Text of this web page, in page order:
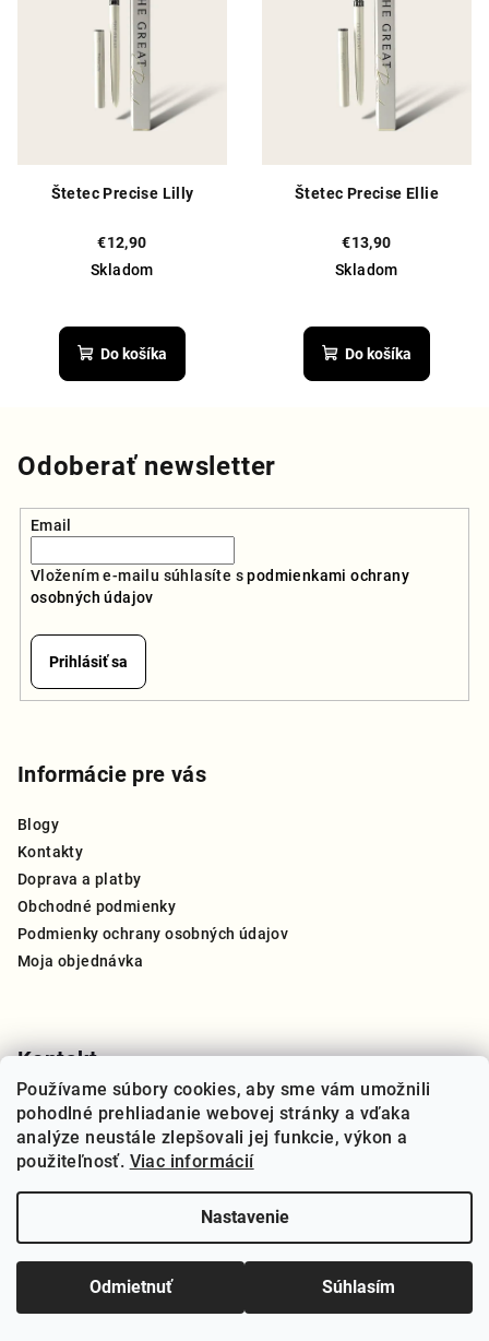
Používame súbory cookies, aby sme vám umožnili
pohodlné prehliadanie webovej stránky a vďaka
analýze neustále zlepšovali jej funkcie, výkon a
použiteľnosť. Viac informácií
Nastavenie
Odmietnuť Súhlasím
Štetec Precise Lilly
€12,90
Skladom
Do košíka
Štetec Precise Ellie
€13,90
Skladom
hodnotenie
produktu
Do košíka
Odoberať newsletter
Email
Vložením e-mailu súhlasíte spodmienkami ochrany
osobných údajov
Prihlásiť sa
Informácie pre vás
Blogy
Kontakty
Doprava a platby
Obchodné podmienky
Podmienky ochrany osobných údajov
Moja objednávka
Kontakt
info@thegreat.sk
+421 910 909 270
Upraviť nastavenie cookies
Vytvoril Shoptet